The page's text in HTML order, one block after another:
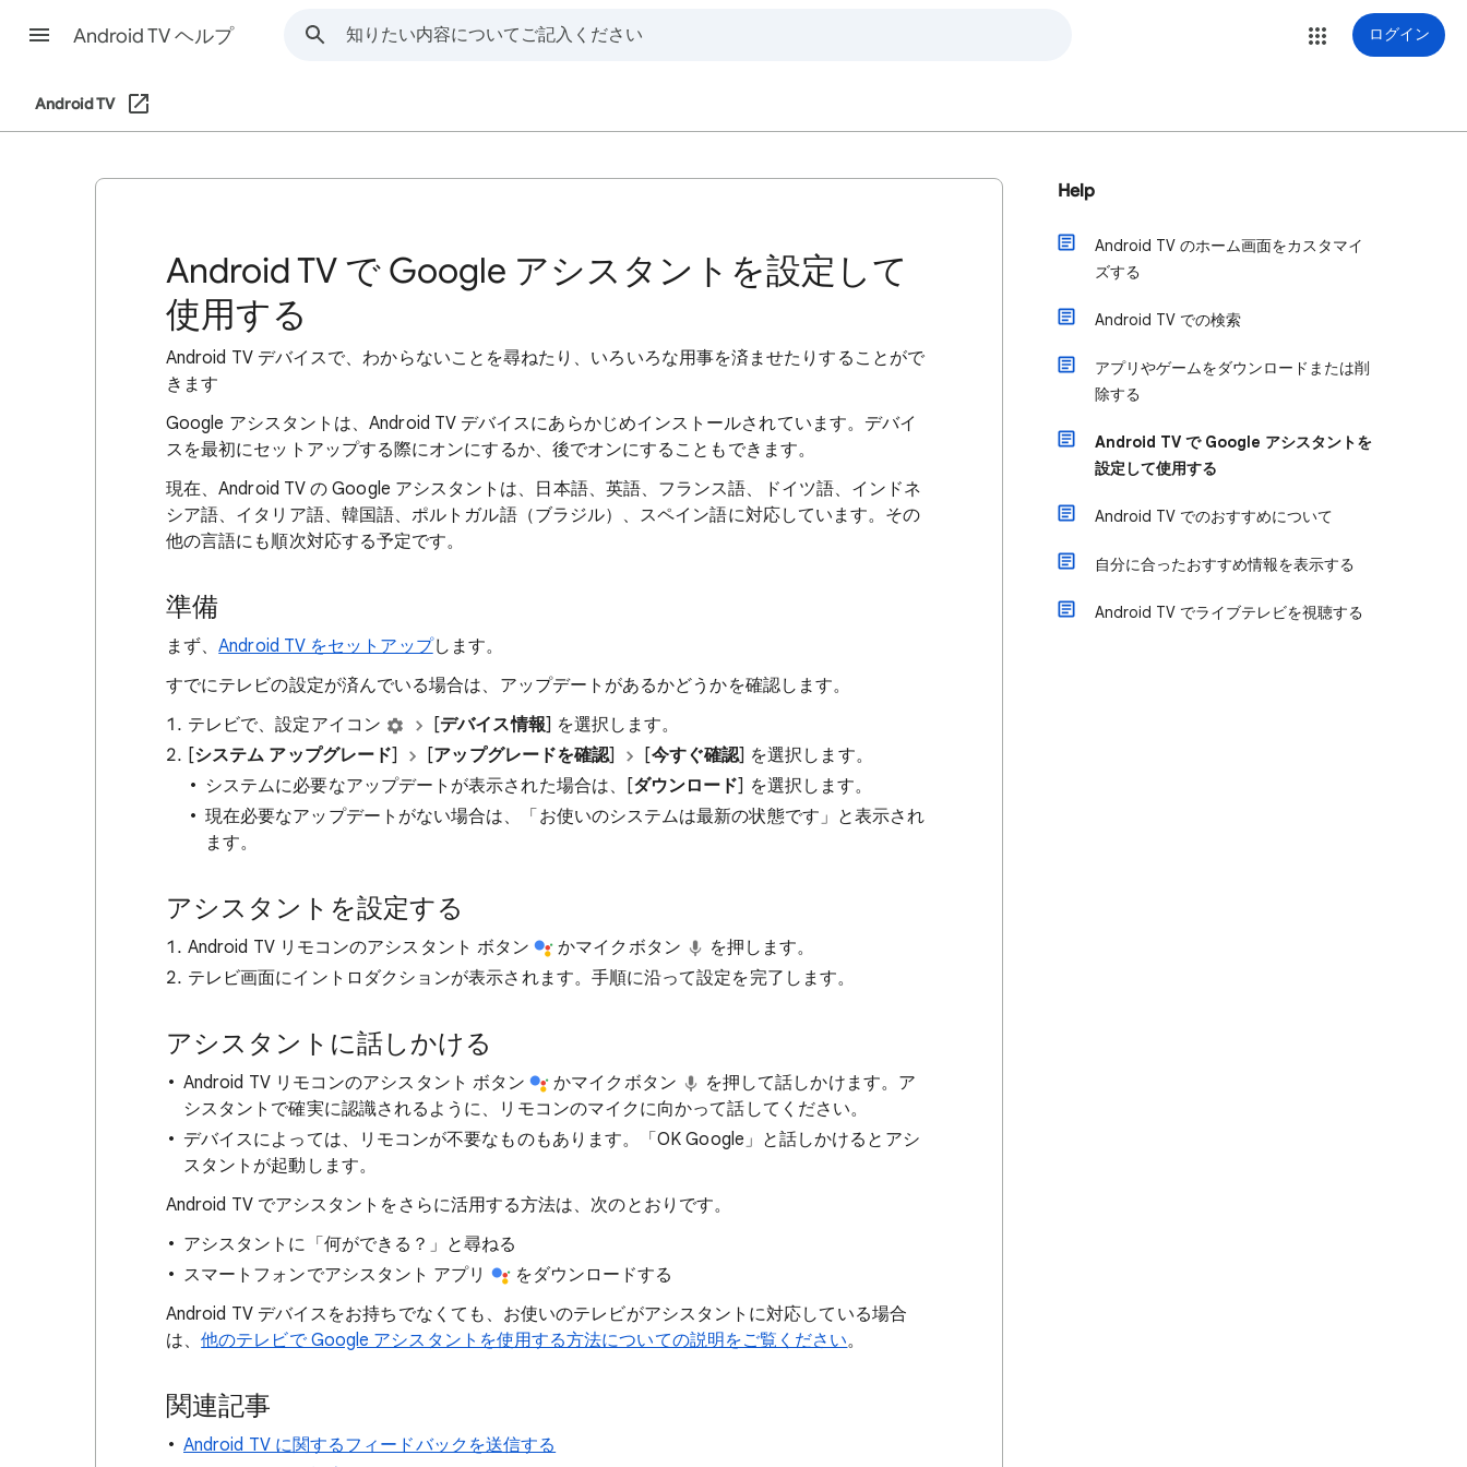
Android TV ヘルプ ログイン
Android TV
Android TV で Google アシスタントを設定して
使用する
Android TV デバイスで、わからないことを尋ねたり、いろいろな用事を済ませたりすることがで
きます
Google アシスタントは、Android TV デバイスにあらかじめインストールされています。デバイ
スを最初にセットアップする際にオンにするか、後でオンにすることもできます。
現在、Android TV の Google アシスタントは、日本語、英語、フランス語、ドイツ語、インドネ
シア語、イタリア語、韓国語、ポルトガル語（ブラジル）、スペイン語に対応しています。その
他の言語にも順次対応する予定です。
準備
まず、Android TV をセットアップします。
すでにテレビの設定が済んでいる場合は、アップデートがあるかどうかを確認します。
テレビで、設定アイコン
[デバイス情報] を選択します。
[システム アップグレード] [アップグレードを確認] [今すぐ確認] を選択します。
システムに必要なアップデートが表示された場合は、[ダウンロード] を選択します。
現在必要なアップデートがない場合は、「お使いのシステムは最新の状態です」と表示され
ます。
アシスタントを設定する
Android TV リモコンのアシスタント ボタン かマイクボタン
を押します。
テレビ画面にイントロダクションが表示されます。手順に沿って設定を完了します。
アシスタントに話しかける
Android TV リモコンのアシスタント ボタン かマイクボタン
を押して話しかけます。ア
シスタントで確実に認識されるように、リモコンのマイクに向かって話してください。
デバイスによっては、リモコンが不要なものもあります。「OK Google」と話しかけるとアシ
スタントが起動します。
Android TV でアシスタントをさらに活用する方法は、次のとおりです。
アシスタントに「何ができる？」と尋ねる
スマートフォンでアシスタント アプリ
をダウンロードする
Android TV デバイスをお持ちでなくても、お使いのテレビがアシスタントに対応している場合
は、他のテレビで Google アシスタントを使用する方法についての説明をご覧ください。
関連記事
Android TV に関するフィードバックを送信する
Help
Android TV のホーム画面をカスタマイ
ズする
Android TV での検索
アプリやゲームをダウンロードまたは削
除する
Android TV で Google アシスタントを
設定して使用する
Android TV でのおすすめについて
自分に合ったおすすめ情報を表示する
Android TV でライブテレビを視聴する